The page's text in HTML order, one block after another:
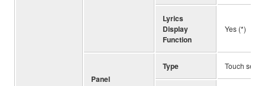
Lyrics
Display
Function
Yes (*)
Panel
Type Touch